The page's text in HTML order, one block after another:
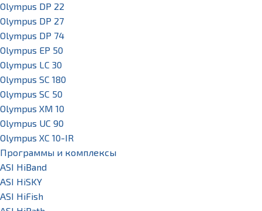
Olympus DP 22
Olympus DP 27
Olympus DP 74
Olympus EP 50
Olympus LC 30
Olympus SC 180
Olympus SC 50
Olympus XM 10
Olympus UC 90
Olympus XC 10-IR
Программы и комплексы
ASI HiBand
ASI HiSKY
ASI HiFish